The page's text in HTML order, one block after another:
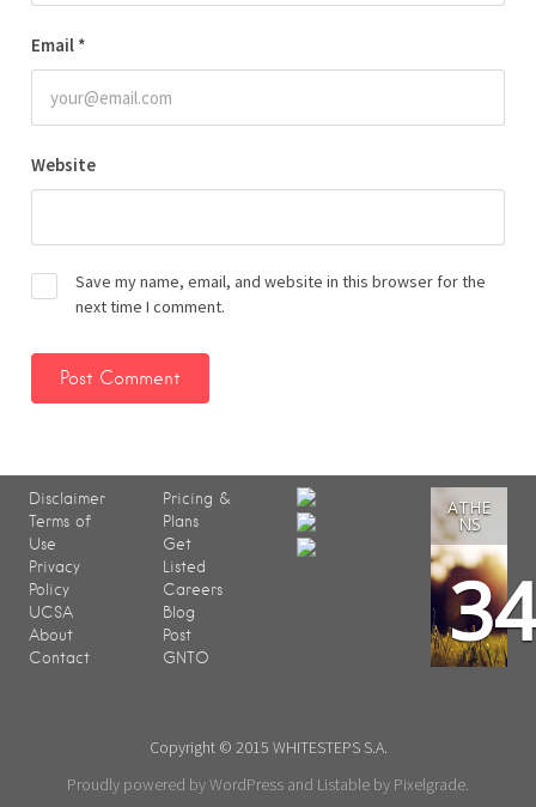
Email *
Website
Save my name, email, and website in this browser for the
next time I comment.
Disclaimer
Terms of
Use
Privacy
Policy
UCSA
About
Contact
Pricing &
Plans
Get
Listed
Careers
Blog
Post
GNTO
ATHE
NS
Copyright © 2015 WHITESTEPS S.A.
Proudly powered by WordPress and Listable by Pixelgrade.